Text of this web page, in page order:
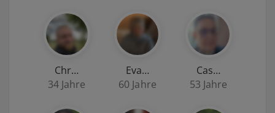
Chr…
34 Jahre
Eva…
60 Jahre
Cas…
53 Jahre